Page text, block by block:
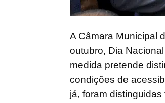
A Câmara Municipal
outubro, Dia
medida pretende
condições de
já, foram